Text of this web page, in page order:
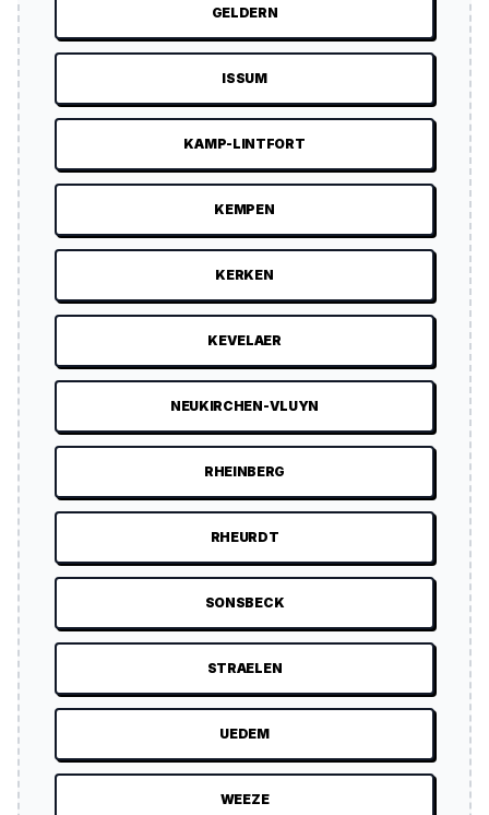
GELDERN
ISSUM
KAMP-LINTFORT
KEMPEN
KERKEN
KEVELAER
NEUKIRCHEN-VLUYN
RHEINBERG
RHEURDT
SONSBECK
STRAELEN
UEDEM
WEEZE